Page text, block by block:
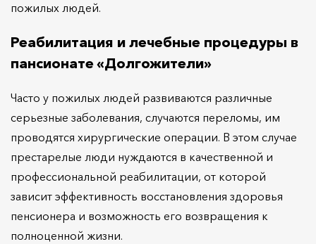
пожилых людей.
Реабилитация и лечебные процедуры в
пансионате «Долгожители»
Часто у пожилых людей развиваются различные
серьезные заболевания, случаются переломы, им
проводятся хирургические операции. В этом случае
престарелые люди нуждаются в качественной и
профессиональной реабилитации, от которой
зависит эффективность восстановления здоровья
пенсионера и возможность его возвращения к
полноценной жизни.